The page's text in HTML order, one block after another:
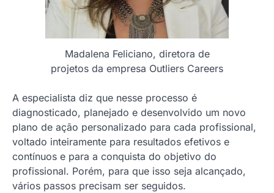
Madalena Feliciano, diretora de
projetos da empresa Outliers Careers
A especialista diz que nesse processo é
diagnosticado, planejado e desenvolvido um novo
plano de ação personalizado para cada profissional,
voltado inteiramente para resultados efetivos e
contínuos e para a conquista do objetivo do
profissional. Porém, para que isso seja alcançado,
vários passos precisam ser seguidos.